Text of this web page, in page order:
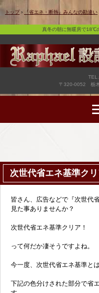
真冬の朝に無暖房で18℃
トップ › 『省エネ・断熱』みんなの勘違い
真冬の朝に無暖房で18℃
〒320-0052 栃
次世代省エネ基準ク
皆さん、広告などで『次世代
見た事ありませんか？
次世代省エネ基準クリア！
って何だか凄そうですよね。
今一度、次世代省エネ基準と
下記の色分けされた部分で省